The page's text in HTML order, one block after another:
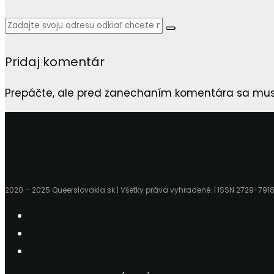
Pridaj komentár
Prepáčte, ale pred zanechaním komentára sa
2020 – 2025 Queerslovakia.sk | Všetky práva vyhradené. | ISSN 2729-7918